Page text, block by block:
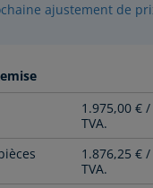
ajustement de
1.975,00 €
TVA.
1.876,25 €
TVA.